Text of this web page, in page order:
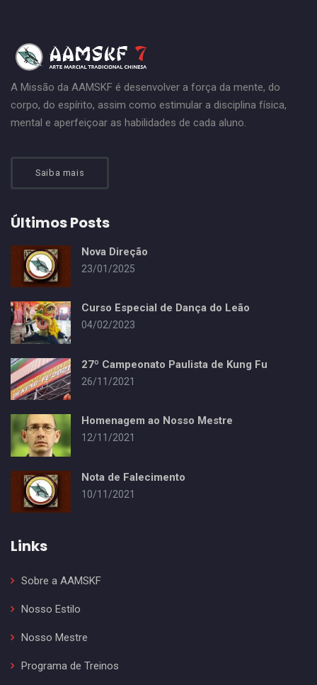
A Missão da AAMSKF é desenvolver a força da mente, do
corpo, do espírito, assim como estimular a disciplina física,
mental e aperfeiçoar as habilidades de cada aluno.
Saiba mais
Últimos Posts
Nova Direção
23/01/2025
Curso Especial de Dança do Leão
04/02/2023
27º Campeonato Paulista de Kung Fu
26/11/2021
Homenagem ao Nosso Mestre
12/11/2021
Nota de Falecimento
10/11/2021
Links
Sobre a AAMSKF
Nosso Estilo
Nosso Mestre
Programa de Treinos